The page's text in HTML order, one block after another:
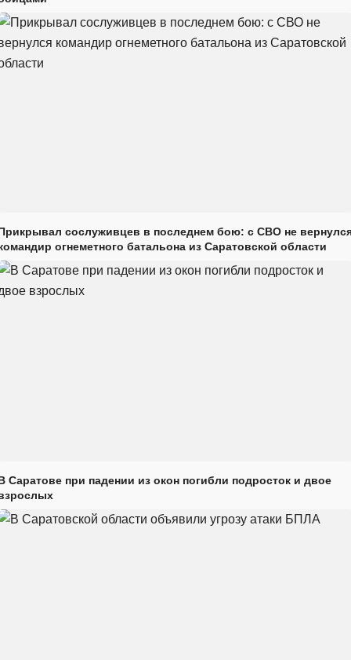
сослуживцев в последнем бою: с СВО не
огнеметного батальона из Саратовской области
Саратове при падении из окон погибли подросток и двое